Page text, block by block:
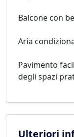
Balcone con
Aria
Pavimento
degli spazi
Ulteriori